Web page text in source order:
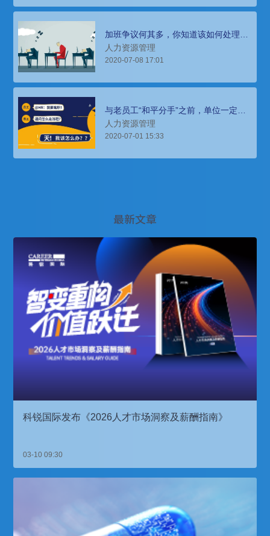
加班争议何其多，你知道该如何处理
吗？
人力资源管理
2020-07-08 17:01
与老员工“和平分手”之前，单位一定要
做好这件事
人力资源管理
2020-07-01 15:33
最新文章
科锐国际发布《2026人才市场洞察及薪酬指南》
03-10 09:30